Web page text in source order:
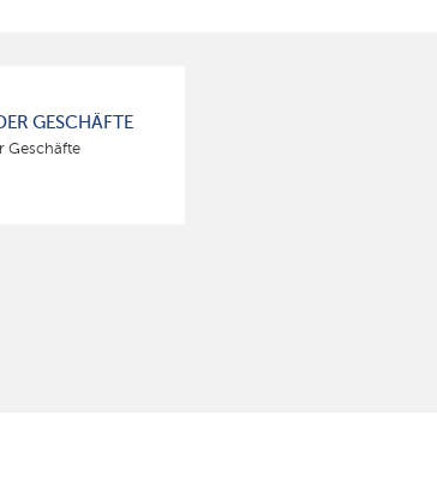
GESCHÄFTE
Geschäfte